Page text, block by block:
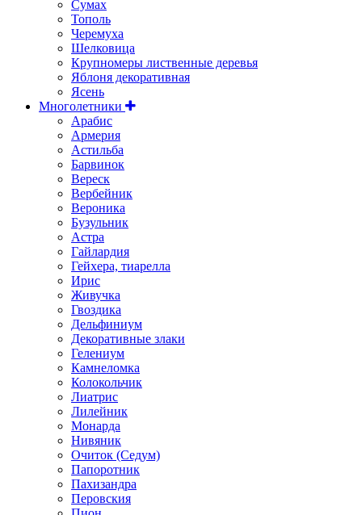
Сумах
Тополь
Черемуха
Шелковица
Крупномеры лиственные деревья
Яблоня декоративная
Ясень
Многолетники
Арабис
Армерия
Астильбa
Барвинок
Вереск
Вербейник
Вероника
Бузульник
Астра
Гайлардия
Гейхера, тиарелла
Ирис
Живучка
Гвоздика
Дельфиниум
Декоративные злаки
Гелениум
Камнеломка
Колокольчик
Лиатрис
Лилейник
Монарда
Нивяник
Очиток (Седум)
Папоротник
Пахизандра
Перовския